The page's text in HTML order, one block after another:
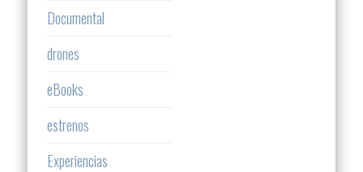
Documental
drones
eBooks
estrenos
Experiencias